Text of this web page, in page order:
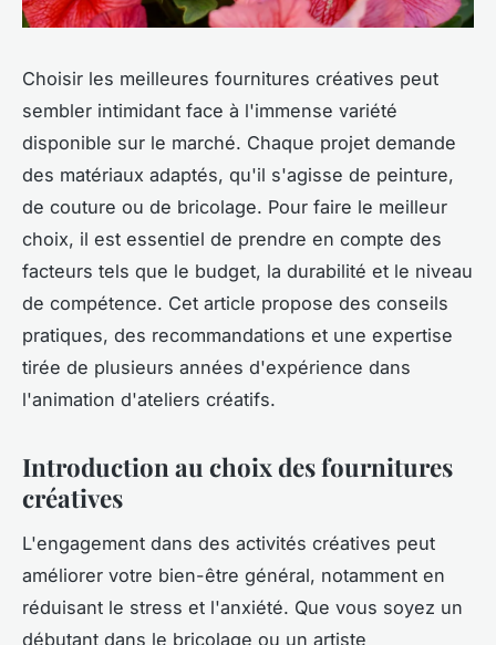
Choisir les meilleures fournitures créatives peut
sembler intimidant face à l'immense variété
disponible sur le marché. Chaque projet demande
des matériaux adaptés, qu'il s'agisse de peinture,
de couture ou de bricolage. Pour faire le meilleur
choix, il est essentiel de prendre en compte des
facteurs tels que le budget, la durabilité et le niveau
de compétence. Cet article propose des conseils
pratiques, des recommandations et une expertise
tirée de plusieurs années d'expérience dans
l'animation d'ateliers créatifs.
Introduction au choix des fournitures
créatives
L'engagement dans des activités créatives peut
améliorer votre bien-être général, notamment en
réduisant le stress et l'anxiété. Que vous soyez un
débutant dans le bricolage ou un artiste